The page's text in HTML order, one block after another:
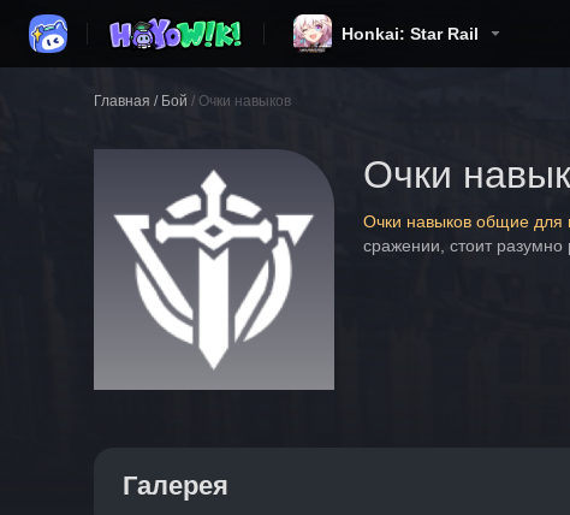
Honkai: Star Rail
Главная / Бой / Очки навыков
Очки
Очки навыков общие для
сражении, стоит разумно
Галерея